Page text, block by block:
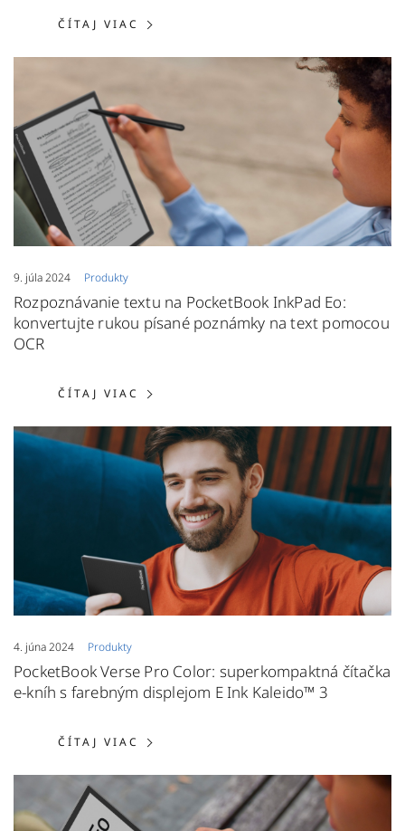
ČÍTAJ VIAC ČÍTAJ VIAC: POCKETBOOK COLOR
9. júla 2024 Produkty
Rozpoznávanie textu na PocketBook InkPad Eo:
konvertujte rukou písané poznámky na text pomocou
OCR
ČÍTAJ VIAC ČÍTAJ VIAC: ROZPOZNÁVANIE
4. júna 2024 Produkty
PocketBook Verse Pro Color: superkompaktná čítačka
e-kníh s farebným displejom E Ink Kaleido™ 3
ČÍTAJ VIAC ČÍTAJ VIAC: POCKETBOOK VERSE